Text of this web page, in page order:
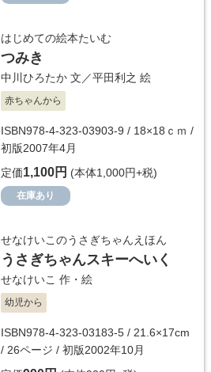
はじめての絵本たいむ
つみき
中川ひろたか 文／平田利之 絵
赤ちゃんから
ISBN978-4-323-03903-9 / 18×18ｃｍ /
初版2007年4月
定価1,100円 (本体1,000円+税)
在庫あり
せなけいこのうさぎちゃんえほん
うさぎちゃんスキーへいく
せなけいこ 作・絵
幼児から
ISBN978-4-323-03183-5 / 21.6×17cm
/ 26ページ / 初版2002年10月